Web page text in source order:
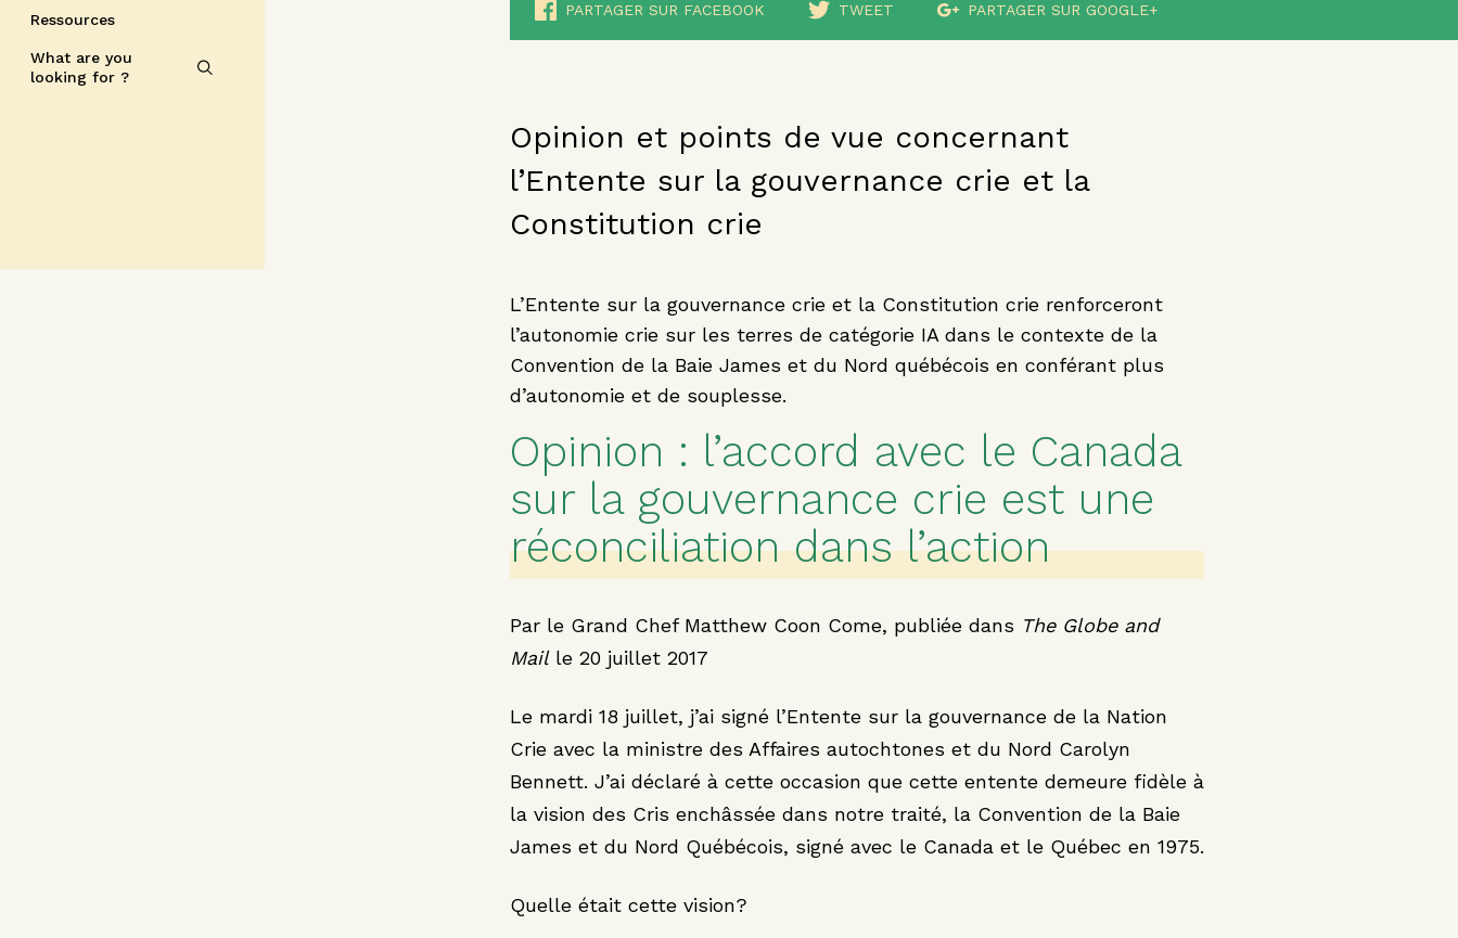
Ressources
What are you
looking for ?
PARTAGER SUR FACEBOOK TWEET PARTAGER SUR GOOGLE+
Opinion et points de vue concernant
l’Entente sur la gouvernance crie et la
Constitution crie
L’Entente sur la gouvernance crie et la Constitution crie renforceront
l’autonomie crie sur les terres de catégorie IA dans le contexte de la
Convention de la Baie James et du Nord québécois en conférant plus
d’autonomie et de souplesse.
Opinion : l’accord avec le Canada
sur la gouvernance crie est une
réconciliation dans l’action
Par le Grand Chef Matthew Coon Come, publiée dans The Globe and
Maille 20 juillet 2017
Le mardi 18 juillet, j’ai signé l’Entente sur la gouvernance de la Nation
Crie avec la ministre des Affaires autochtones et du Nord Carolyn
Bennett. J’ai déclaré à cette occasion que cette entente demeure fidèle à
la vision des Cris enchâssée dans notre traité, la Convention de la Baie
James et du Nord Québécois, signé avec le Canada et le Québec en 1975.
Quelle était cette vision?